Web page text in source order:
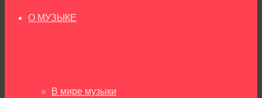
О МУЗЫКЕ
В мире музыки